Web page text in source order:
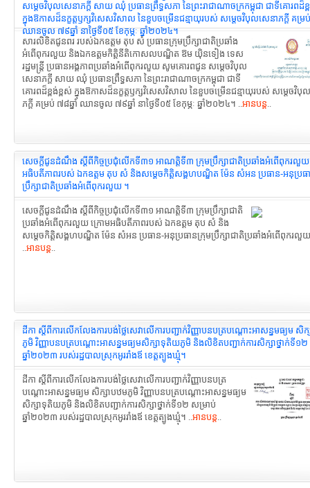
សម្ដេចវិបុលសេនាភក្ដី សាយ ឈុំ ប្រធានព្រឹទ្ធសភា នៃព្រះរាជាណាចក្រកម្ពុជា ជាទីគោរពដ៏ខ្
ក្នុងឱកាសដ៏នក្ខត្តឫក្សវិសេសវិសាល នៃខួបចម្រើនជន្មាយុរបស់ សម្ដេចវិបុលសេនាភក្ដី គម្រ
ឈានចូល ៧៩ឆ្នាំ នាថ្ងៃទី០៥ ខែកុម្ភៈ ឆ្នាំ២០២៤។
សារលិខិតជូនពរ របស់ឯកឧត្តម តុប សំ ប្រធានក្រុមប្រឹក្សាជាតិប្រឆាំង
អំពើពុករលួយ និងឯកឧត្ដមកិត្តិនីតិកោសលបណ្ឌិត ឱម យ៉ិនទៀង ទេស
រដ្ឋមន្រ្តី ប្រធានអង្គភាពប្រឆាំងអំពើពុករលួយ សូមគោរពជូន សម្ដេចវិបុល
សេនាភក្ដី សាយ ឈុំ ប្រធានព្រឹទ្ធសភា នៃព្រះរាជាណាចក្រកម្ពុជា ជាទី
គោរពដ៏ខ្ពង់ខ្ពស់ ក្នុងឱកាសដ៏នក្ខត្តឫក្សវិសេសវិសាល នៃខួបចម្រើនជន្មាយុរបស់ សម្ដេចវិបុ
ភក្ដី គម្រប់ ៧៨ឆ្នាំ ឈានចូល ៧៩ឆ្នាំ នាថ្ងៃទី០៥ ខែកុម្ភៈ ឆ្នាំ២០២៤។ ..អានបន្ត..
សេចក្តីជូនដំណឹង ស្តីពីកិច្ចប្រជុំលើកទី៣១ អាណត្តិទី៣ ក្រុមប្រឹក្សាជាតិប្រឆាំងអំពើពុករលួ
អធិបតីភាពរបស់ ឯកឧត្តម តុប សំ និងសម្ដេចកិត្តិសង្គហបណ្ឌិត ម៉ែន សំអន ប្រធាន-អនុប្រធ
ប្រឹក្សាជាតិប្រឆាំងអំពើពុករលួយ ។
សេចក្តីជូនដំណឹង ស្តីពីកិច្ចប្រជុំលើកទី៣១ អាណត្តិទី៣ ក្រុមប្រឹក្សាជាតិ
ប្រឆាំងអំពើពុករលួយ ក្រោមអធិបតីភាពរបស់ ឯកឧត្តម តុប សំ និង
សម្ដេចកិត្តិសង្គហបណ្ឌិត ម៉ែន សំអន ប្រធាន-អនុប្រធានក្រុមប្រឹក្សាជាតិប្រឆាំងអំពើពុករលួ
..អានបន្ត..
ដីកា ស្តីពីការលើកលែងការបង់ថ្លៃសេវាលើការបញ្ជាក់វិញ្ញាបនបត្របណ្តោះអាសន្នមធ្យម សិ
ភូមិ វិញ្ញាបនបត្របណ្តោះអាសន្នមធ្យមសិក្សាទុតិយភូមិ និងលិខិតបញ្ជាក់ការសិក្សាថ្នាក់ទី១
ឆ្នាំ២០២៣ របស់រដ្ឋបាលស្រុកអូររាំងឪ ខេត្តត្បូងឃ្មុំ។
ដីកា ស្តីពីការលើកលែងការបង់ថ្លៃសេវាលើការបញ្ជាក់វិញ្ញាបនបត្រ
បណ្តោះអាសន្នមធ្យម សិក្សាបឋមភូមិ វិញ្ញាបនបត្របណ្តោះអាសន្នមធ្យម
សិក្សាទុតិយភូមិ និងលិខិតបញ្ជាក់ការសិក្សាថ្នាក់ទី១២ សម្រាប់
ឆ្នាំ២០២៣ របស់រដ្ឋបាលស្រុកអូររាំងឪ ខេត្តត្បូងឃ្មុំ។ ..អានបន្ត..